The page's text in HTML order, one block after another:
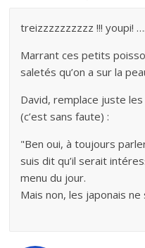
treizzzzzzzzzz !!! youpi!
Marrant ces petits
saletés qu’on a sur la
David, remplace juste
(c’est sans faute) :
"Ben oui, à toujours
suis dit qu’il serait
menu du jour.
Mais non, les japonais